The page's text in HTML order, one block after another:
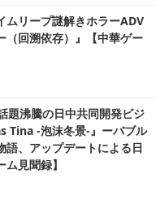
ムリープ謎解きホラーADV
（回溯依存）』【中華ゲー
題沸騰の日中共同開発ビジ
Tina ‐泡沫冬景‐』ーバブル
語、アップデートによる日
見聞録】